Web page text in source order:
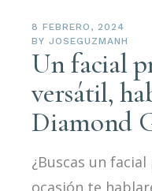
8 FEBRERO, 2024
BY JOSEGUZMANH
Un facial
versátil,
Diamond
¿Buscas un
ocasión te